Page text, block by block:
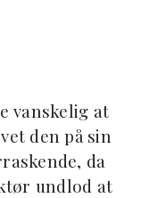
vanskelig at
den på sin
da
undlod at